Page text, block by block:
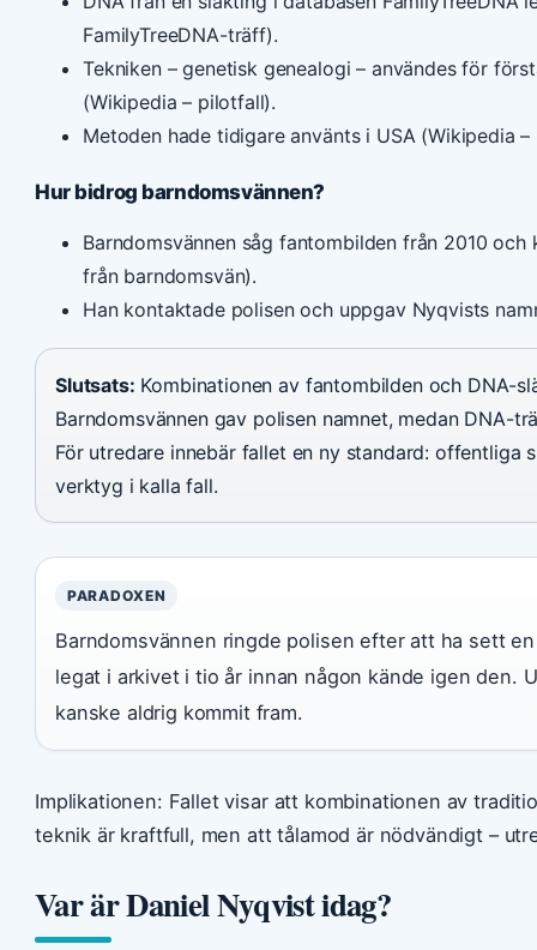
FamilyTreeDNA-träff).
Tekniken – genetisk genealogi – användes för
(Wikipedia – pilotfall).
Metoden hade tidigare använts i USA (Wikipedia
Hur bidrog barndomsvännen?
Barndomsvännen såg fantombilden från 2010
från barndomsvän).
Han kontaktade polisen och uppgav Nyqvists
Slutsats: Kombinationen av fantombilden och DNA-
Barndomsvännen gav polisen namnet, medan DNA-
För utredare innebär fallet en ny standard: offentliga
verktyg i kalla fall.
PARADOXEN
Barndomsvännen ringde polisen efter att ha sett
legat i arkivet i tio år innan någon kände igen den.
kanske aldrig kommit fram.
Implikationen: Fallet visar att kombinationen av
teknik är kraftfull, men att tålamod är nödvändigt –
Var är Daniel Nyqvist idag?